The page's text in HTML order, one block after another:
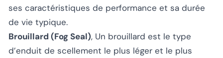
ses caractéristiques de performance et sa durée
de vie typique.
Brouillard (Fog Seal), Un brouillard est le type
d’enduit de scellement le plus léger et le plus